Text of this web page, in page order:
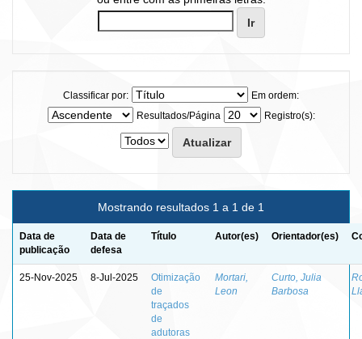
Classificar por:
Em ordem:
Resultados/Página
Registro(s):
Mostrando resultados 1 a 1 de 1
Data de
publicação
Data de
defesa
Título Autor(es) Orientador(es)
25-Nov-2025 8-Jul-2025
Otimização
de
traçados
de
adutoras
Mortari,
Leon
Curto, Julia
Barbosa